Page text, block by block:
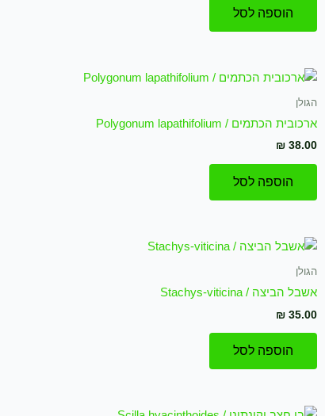
הוספה לסל
הגולן
ארכובית הכתמים / Polygonum lapathifolium
₪ 38.00
הוספה לסל
הגולן
אשבל הביצה / Stachys-viticina
₪ 35.00
הוספה לסל
המחיר המחיר